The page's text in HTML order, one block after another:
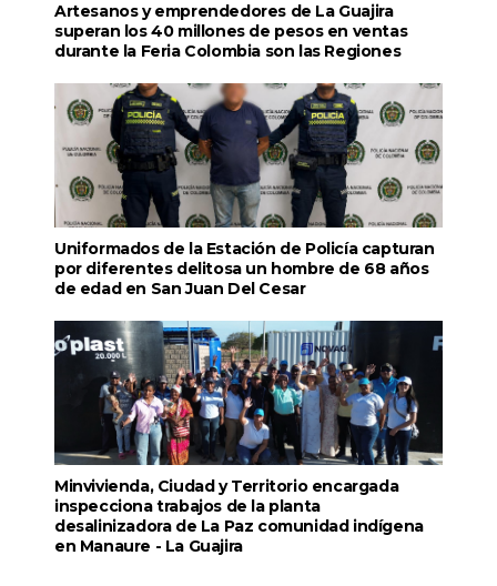
Artesanos y emprendedores de La Guajira
superan los 40 millones de pesos en ventas
durante la Feria Colombia son las Regiones
Uniformados de la Estación de Policía capturan
por diferentes delitosa un hombre de 68 años
de edad en San Juan Del Cesar
Minvivienda, Ciudad y Territorio encargada
inspecciona trabajos de la planta
desalinizadora de La Paz comunidad indígena
en Manaure - La Guajira